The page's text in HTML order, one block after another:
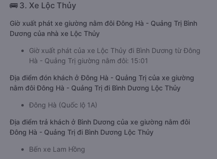
🚌 3. Xe Lộc Thủy
Giờ xuất phát xe giường nằm đôi Đông Hà - Quảng Trị Bình
Dương của nhà xe Lộc Thủy
Giờ xuất phát của xe Lộc Thủy đi Bình Dương từ Đông
Hà - Quảng Trị giường nằm đôi: 15:01
Địa điểm đón khách ở Đông Hà - Quảng Trị của xe giường
nằm đôi Đông Hà - Quảng Trị đi Bình Dương Lộc Thủy
Đông Hà (Quốc lộ 1A)
Địa điểm trả khách ở Bình Dương của xe giường nằm đôi
Đông Hà - Quảng Trị đi Bình Dương Lộc Thủy
Bến xe Lam Hồng